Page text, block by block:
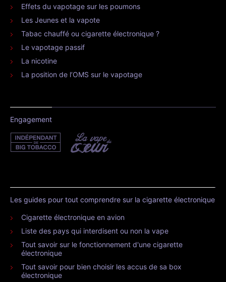
Effets du vapotage sur les poumons
Les Jeunes et la vapote
Tabac chauffé ou cigarette électronique ?
Le vapotage passif
La nicotine
La position de l’OMS sur le vapotage
Engagement
Les guides pour tout comprendre sur la cigarette électronique
Cigarette électronique en avion
Liste des pays qui interdisent ou non la vape
Tout savoir sur le fonctionnement d'une cigarette
électronique
Tout savoir pour bien choisir les accus de sa box
électronique